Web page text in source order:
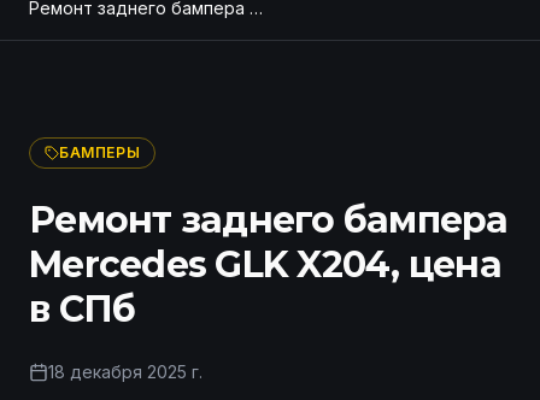
Ремонт заднего бампера Mercedes GLK X204, цена в СПб
БАМПЕРЫ
Ремонт заднего бампера
Mercedes GLK X204, цена
в СПб
18 декабря 2025 г.